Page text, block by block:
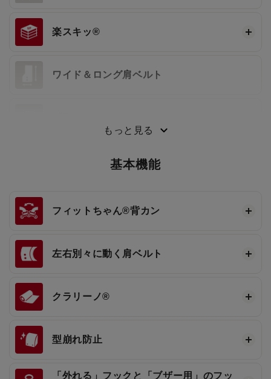
楽スキッ®
ワイド＆ロング肩ベルト
もっと見る
基本機能
フィットちゃん®背カン
左右別々に動く肩ベルト
クラリーノ®
型崩れ防止
「外れる」フックと「ブザー用」のフッ